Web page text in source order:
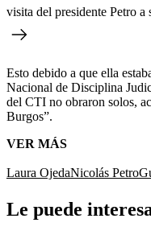
visita del presidente Petro a
Esto debido a que ella
Nacional de Disciplina
del CTI no obraron solos,
Burgos”.
VER MÁS
Laura OjedaNicolás Petro
Le puede